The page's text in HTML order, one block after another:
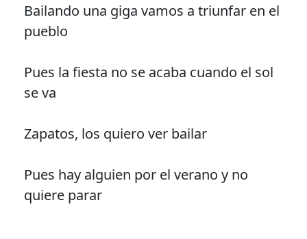
Bailando una giga vamos a triunfar en el
pueblo
Pues la fiesta no se acaba cuando el sol
se va
Zapatos, los quiero ver bailar
Pues hay alguien por el verano y no
quiere parar